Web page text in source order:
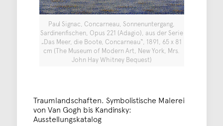
Paul Signac, Concarneau, Sonnenuntergang,
Sardinenfischen, Opus 221 (Adagio), aus der Serie
„Das Meer, die Boote, Concarneau“, 1891, 65 x 81
cm (The Museum of Modern Art, New York, Mrs.
John Hay Whitney Bequest)
Traumlandschaften. Symbolistische Malerei
von Van Gogh bis Kandinsky:
Ausstellungskatalog